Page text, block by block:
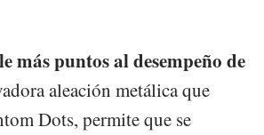
más puntos al desempeño de
aleación metálica que
Dots, permite que se